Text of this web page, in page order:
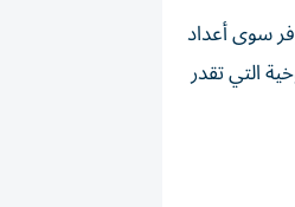
سوى أعداد
التي تقدر